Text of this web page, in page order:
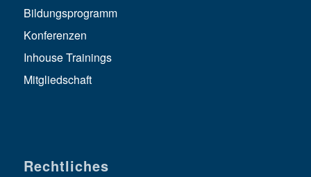
Bildungsprogramm
Konferenzen
Inhouse Trainings
Mitgliedschaft
Rechtliches